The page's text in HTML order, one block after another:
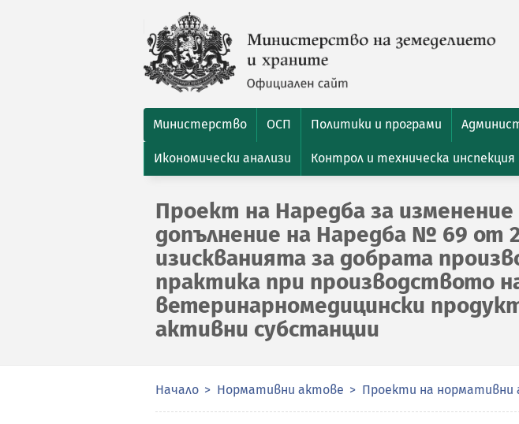
Министерство ОСП Политики и програми
Икономически анализи Контрол и техническа инспекция
Проект на Наредба за изменение
допълнение на Наредба № 69 от
изискванията за добрата
практика при производството
ветеринарномедицински
активни субстанции
Начало Нормативни актове Проекти на нормативни